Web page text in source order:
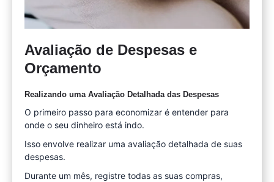
Avaliação de Despesas e
Orçamento
Realizando uma Avaliação Detalhada das Despesas
O primeiro passo para economizar é entender para
onde o seu dinheiro está indo.
Isso envolve realizar uma avaliação detalhada de suas
despesas.
Durante um mês, registre todas as suas compras,